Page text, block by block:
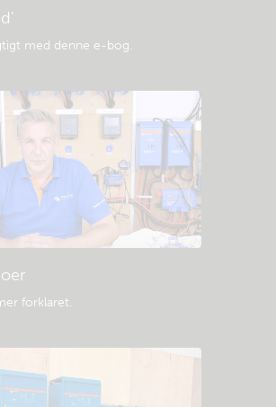
med denne e-bog.
forklaret.